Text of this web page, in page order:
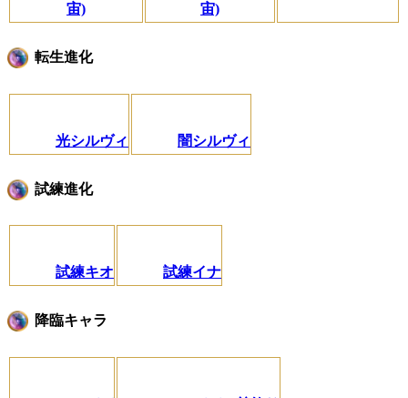
宙)
宙)
転生進化
光シルヴィ 闇シルヴィ
試練進化
試練キオ 試練イナ
降臨キャラ